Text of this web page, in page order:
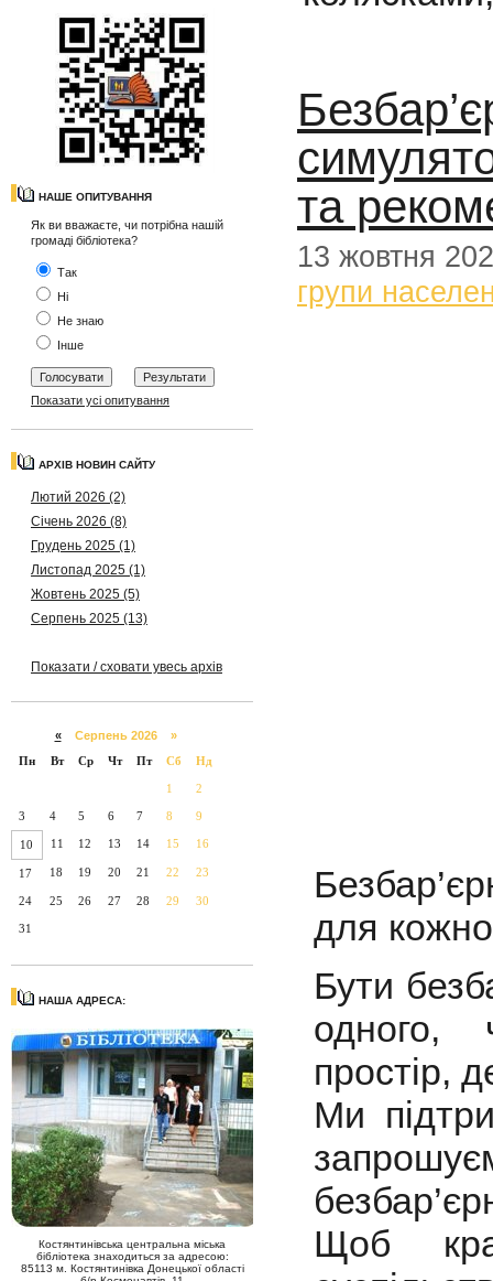
НАШЕ ОПИТУВАННЯ
Як ви вважаєте, чи потрібна нашій
громаді бібліотека?
Так
Ні
Не знаю
Інше
Показати усі опитування
АРХІВ НОВИН САЙТУ
Лютий 2026 (2)
Січень 2026 (8)
Грудень 2025 (1)
Листопад 2025 (1)
Жовтень 2025 (5)
Серпень 2025 (13)
Показати / сховати увесь архів
«Серпень 2026 »
Пн
Вт Ср Чт Пт Сб Нд
1 2
3 4 5 6 7 8 9
10 11 12 13 14 15 16
17 18 19 20 21 22 23
24 25 26 27 28 29 30
31
НАША АДРЕСА:
Костянтинівська центральна міська
бібліотека знаходиться за адресою:
85113 м. Костянтинівка Донецької області
та
13 жовтня
групи
для
Бути
одного,
простір,
Ми
Щоб